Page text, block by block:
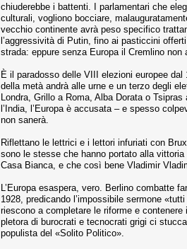
chiuderebbe i battenti. I parlamentari che
culturali, vogliono bocciare,
vecchio continente avrà peso specifico
l’aggressività di Putin, fino ai pasticcini
strada: eppure senza Europa il Cremlino
È il paradosso delle VIII elezioni europee
della metà andrà alle urne e un terzo degli
Londra, Grillo a Roma, Alba Dorata o
l’India, l’Europa è accusata – e spesso
non sanerà.
Riflettano le lettrici e i lettori infuriati con
sono le stesse che hanno portato alla
Casa Bianca, e che così bene Vladimir
L’Europa esaspera, vero. Berlino combatte
1928, predicando l’impossibile sermone
riescono a completare le riforme e
pletora di burocrati e tecnocrati grigi ci
populista del «Solito Politico».